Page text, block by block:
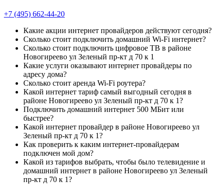
+7 (495) 662-44-20
Какие акции интернет провайдеров действуют сегодня?
Сколько стоит подключить домашний Wi-Fi интернет?
Сколько стоит подключить цифровое ТВ в районе
Новогиреево ул Зеленый пр-кт д 70 к 1
Какие услуги оказывают интернет провайдеры по
адресу дома?
Сколько стоит аренда Wi-Fi роутера?
Какой интернет тариф самый выгодный сегодня в
районе Новогиреево ул Зеленый пр-кт д 70 к 1?
Подключить домашний интернет 500 МБит или
быстрее?
Какой интернет провайдер в районе Новогиреево ул
Зеленый пр-кт д 70 к 1?
Как проверить к каким интернет-провайдерам
подключен мой дом?
Какой из тарифов выбрать, чтобы было телевидение и
домашний интернет в районе Новогиреево ул Зеленый
пр-кт д 70 к 1?